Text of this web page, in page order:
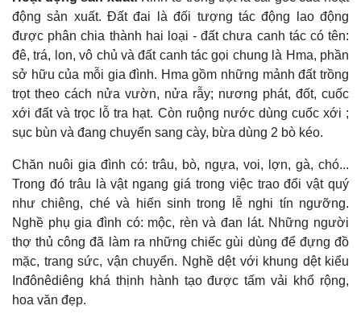
động sản xuất. Ðất đai là đối tượng tác động lao động
được phân chia thành hai loại - đất chưa canh tác có tên:
đê, trá, lon, vô chủ và đất canh tác gọi chung là Hma, phần
sở hữu của mỗi gia đình. Hma gồm những mảnh đất trồng
trọt theo cách nửa vườn, nửa rẫy; nương phát, đốt, cuốc
xới đất và trọc lỗ tra hạt. Còn ruộng nước dùng cuốc xới ;
sục bùn và đang chuyển sang cày, bừa dùng 2 bò kéo.
Chăn nuôi gia đình có: trâu, bò, ngựa, voi, lợn, gà, chó...
Trong đó trâu là vật ngang giá trong việc trao đổi vật quý
như chiêng, ché và hiến sinh trong lễ nghi tín ngưỡng.
Nghề phụ gia đình có: mộc, rèn và đan lát. Những người
thợ thủ công đã làm ra những chiếc gùi dùng để đựng đồ
mặc, trang sức, vận chuyển. Nghề dệt với khung dệt kiểu
Inđônêdiêng khá thịnh hành tạo được tấm vải khổ rộng,
hoa văn đẹp.